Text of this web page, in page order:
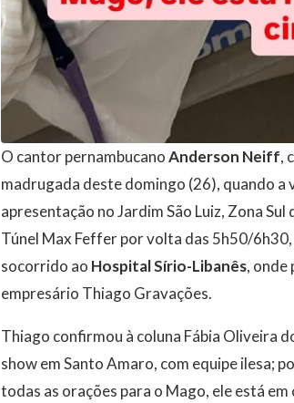
O cantor pernambucanoAnderson Neiff,
madrugada deste domingo (26), quando a
apresentação no Jardim São Luiz, Zona
Túnel Max Feffer por volta das 5h50/
socorrido ao Hospital Sírio-Libanês, onde
empresário Thiago Gravações.
Thiago confirmou à coluna Fábia Oliveira
show em Santo Amaro, com equipe ilesa;
todas as orações para o Mago, ele está